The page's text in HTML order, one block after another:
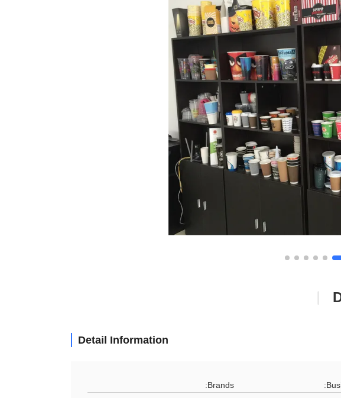
Detail Information
Brands: